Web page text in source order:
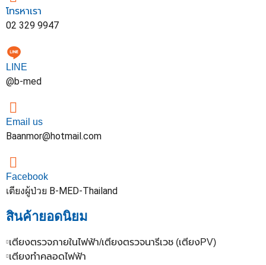
โทรหาเรา
02 329 9947
LINE
@b-med
Email us
Baanmor@hotmail.com
Facebook
เตียงผู้ป่วย B-MED-Thailand
สินค้ายอดนิยม
เตียงตรวจภายในไฟฟ้า/เตียงตรวจนารีเวช (เตียงPV)
เตียงทำคลอดไฟฟ้า